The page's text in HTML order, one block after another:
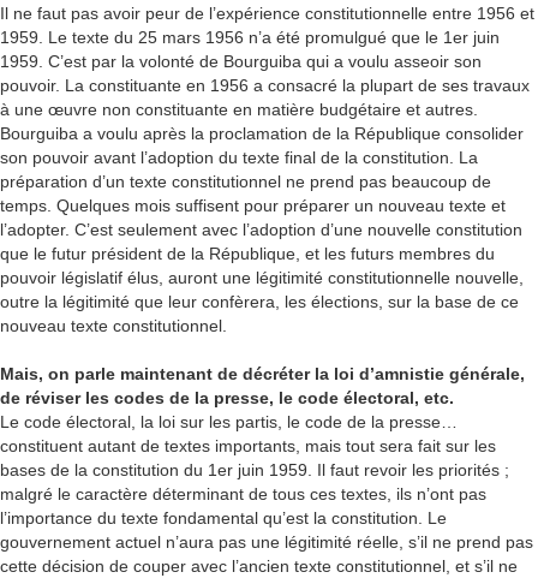
Il ne faut pas avoir peur de l’expérience constitutionnelle entre 1956 et
1959. Le texte du 25 mars 1956 n’a été promulgué que le 1er juin
1959. C’est par la volonté de Bourguiba qui a voulu asseoir son
pouvoir. La constituante en 1956 a consacré la plupart de ses travaux
à une œuvre non constituante en matière budgétaire et autres.
Bourguiba a voulu après la proclamation de la République consolider
son pouvoir avant l’adoption du texte final de la constitution. La
préparation d’un texte constitutionnel ne prend pas beaucoup de
temps. Quelques mois suffisent pour préparer un nouveau texte et
l’adopter. C’est seulement avec l’adoption d’une nouvelle constitution
que le futur président de la République, et les futurs membres du
pouvoir législatif élus, auront une légitimité constitutionnelle nouvelle,
outre la légitimité que leur confèrera, les élections, sur la base de ce
nouveau texte constitutionnel.
Mais, on parle maintenant de décréter la loi d’amnistie générale,
de réviser les codes de la presse, le code électoral, etc.
Le code électoral, la loi sur les partis, le code de la presse…
constituent autant de textes importants, mais tout sera fait sur les
bases de la constitution du 1er juin 1959. Il faut revoir les priorités ;
malgré le caractère déterminant de tous ces textes, ils n’ont pas
l’importance du texte fondamental qu’est la constitution. Le
gouvernement actuel n’aura pas une légitimité réelle, s’il ne prend pas
cette décision de couper avec l’ancien texte constitutionnel, et s’il ne